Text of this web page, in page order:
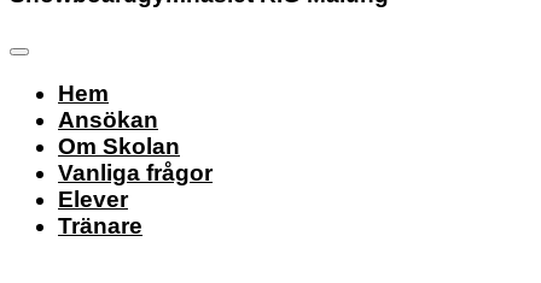
Hem
Ansökan
Om Skolan
Vanliga frågor
Elever
Tränare